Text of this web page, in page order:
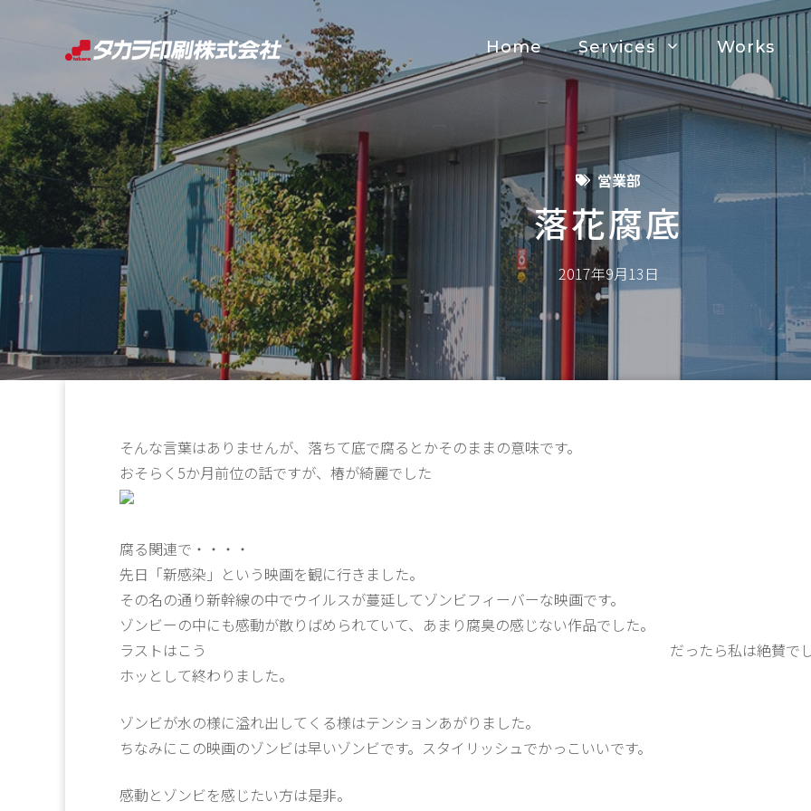
ン
ツ
へ
ス
キ
ッ
プ
Home Services Works
営業部
落花腐底
2017年9月13日
そんな言葉はありませんが、落ちて底で腐るとかそのままの意味です。
おそらく5か月前位の話ですが、椿が綺麗でした
腐る関連で・・・・
先日「新感染」という映画を観に行きました。
その名の通り新幹線の中でウイルスが蔓延してゾンビフィーバーな映画です。
ゾンビーの中にも感動が散りばめられていて、あまり腐臭の感じない作品でした。
ラストはこう
だったら私は絶賛で
ホッとして終わりました。
ゾンビが水の様に溢れ出してくる様はテンションあがりました。
ちなみにこの映画のゾンビは早いゾンビです。スタイリッシュでかっこいいです。
感動とゾンビを感じたい方は是非。